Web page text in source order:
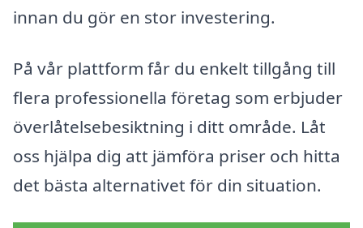
innan du gör en stor investering.
På vår plattform får du enkelt tillgång till
flera professionella företag som erbjuder
överlåtelsebesiktning i ditt område. Låt
oss hjälpa dig att jämföra priser och hitta
det bästa alternativet för din situation.